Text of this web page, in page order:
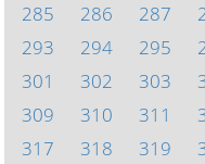
285
286 287
293
294 295
301
302 303
309
310 311
317
318 319